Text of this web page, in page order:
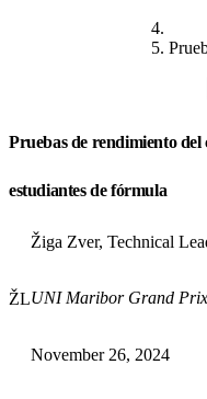
Pruebas de rendimiento del
estudiantes de fórmula
ŽL
Žiga Zver, Technical
UNI Maribor Grand
November 26, 2024